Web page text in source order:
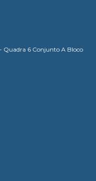
- Quadra 6 Conjunto A Bloco